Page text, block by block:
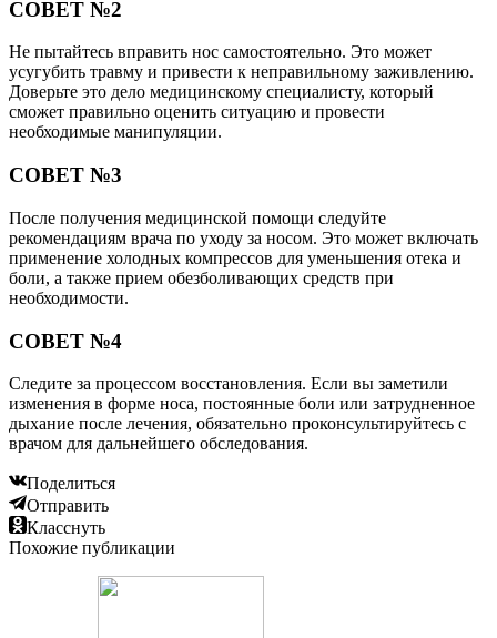
СОВЕТ №2
Не пытайтесь вправить нос самостоятельно. Это может
усугубить травму и привести к неправильному заживлению.
Доверьте это дело медицинскому специалисту, который
сможет правильно оценить ситуацию и провести
необходимые манипуляции.
СОВЕТ №3
После получения медицинской помощи следуйте
рекомендациям врача по уходу за носом. Это может включать
применение холодных компрессов для уменьшения отека и
боли, а также прием обезболивающих средств при
необходимости.
СОВЕТ №4
Следите за процессом восстановления. Если вы заметили
изменения в форме носа, постоянные боли или затрудненное
дыхание после лечения, обязательно проконсультируйтесь с
врачом для дальнейшего обследования.
Поделиться
Отправить
Класснуть
Похожие публикации